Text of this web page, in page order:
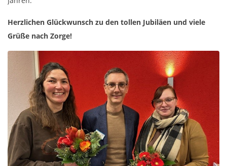
Herzlichen Glückwunsch zu den tollen Jubiläen und viele
Grüße nach Zorge!